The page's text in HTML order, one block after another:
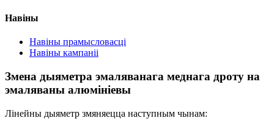
Навіны
Навіны прамысловасці
Навіны кампаніі
Змена дыяметра эмаляванага меднага дроту на
эмаляваны алюмініевы
Лінейны дыяметр змяняецца наступным чынам: